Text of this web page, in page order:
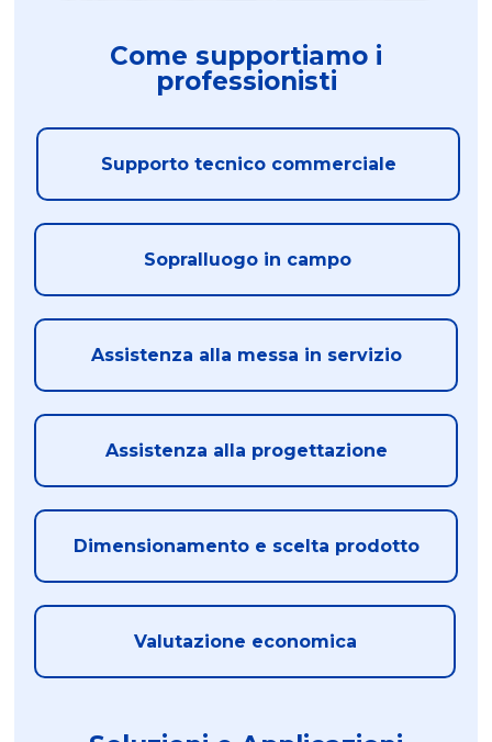
Come supportiamo i
professionisti
Supporto tecnico commerciale
Sopralluogo in campo
Assistenza alla messa in servizio
Assistenza alla progettazione
Dimensionamento e scelta prodotto
Valutazione economica